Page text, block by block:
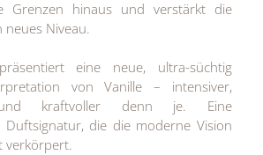
Grenzen hinaus und verstärkt die
Niveau.
eine neue, ultra-süchtig
von Vanille – intensiver,
und kraftvoller denn je. Eine
Duftsignatur, die die moderne Vision
verkörpert.